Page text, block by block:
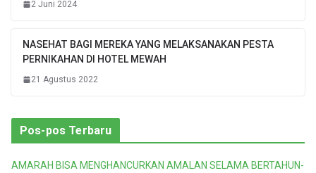
2 Juni 2024
NASEHAT BAGI MEREKA YANG MELAKSANAKAN PESTA
PERNIKAHAN DI HOTEL MEWAH
21 Agustus 2022
Pos-pos Terbaru
AMARAH BISA MENGHANCURKAN AMALAN SELAMA BERTAHUN-